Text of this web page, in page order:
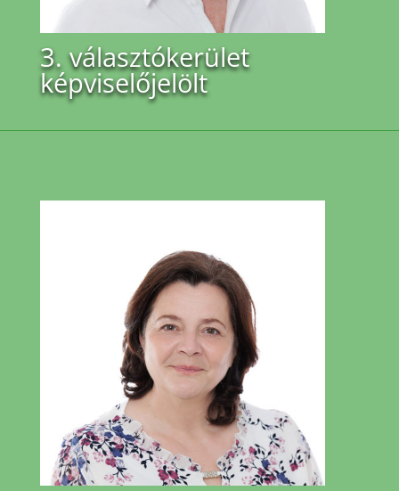
3. választókerület
képviselőjelölt